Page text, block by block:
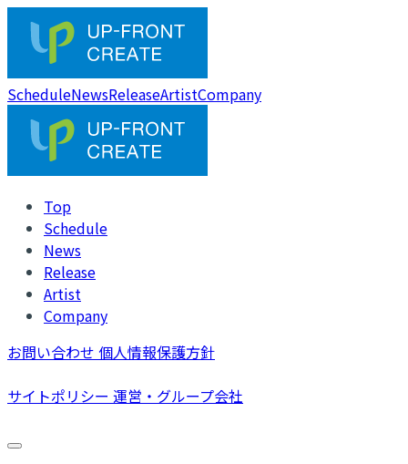
ScheduleNewsReleaseArtistCompany
Top
Schedule
News
Release
Artist
Company
お問い合わせ 個人情報保護方針
サイトポリシー 運営・グループ会社